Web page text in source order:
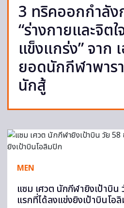
3 ทริคออกกำลัง
“ร่างกายและจิตใ
แข็งแกร่ง” จาก
ยอดนักกีฬาพาร
นักสู้
MEN
แซม เศวต นักกีฬายิงเป้าบิน
แรกที่ได้ลงแข่งยิงเป้าบินโอ